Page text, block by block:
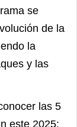
se
de la
la
y las
las 5
este 2025: